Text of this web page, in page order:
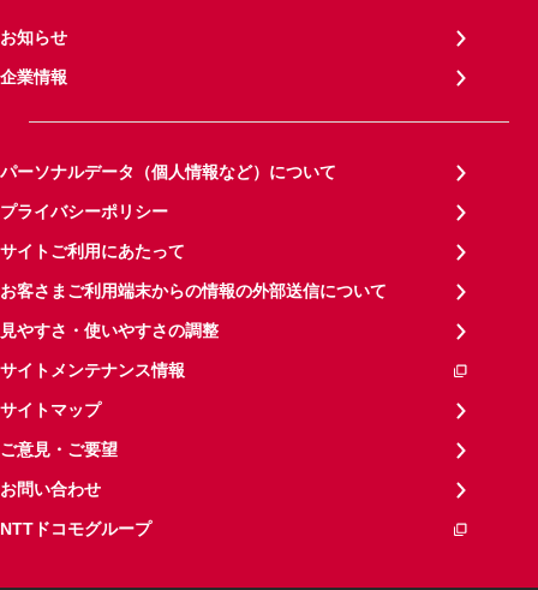
お知らせ
企業情報
パーソナルデータ（個人情報など）について
プライバシーポリシー
サイトご利用にあたって
お客さまご利用端末からの情報の外部送信について
見やすさ・使いやすさの調整
サイトメンテナンス情報
サイトマップ
ご意見・ご要望
お問い合わせ
NTTドコモグループ